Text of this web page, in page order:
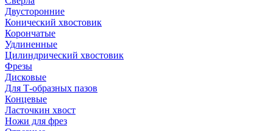
Двусторонние
Конический хвостовик
Корончатые
Удлиненные
Цилиндрический хвостовик
Фрезы
Дисковые
Для Т-образных пазов
Концевые
Ласточкин хвост
Ножи для фрез